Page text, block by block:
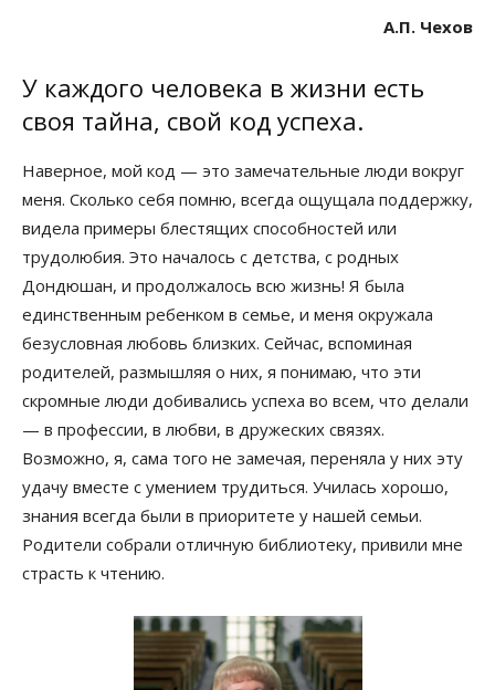
А.П. Чехов
У каждого человека в жизни есть
своя тайна, свой код успеха.
Наверное, мой код — это замечательные люди вокруг
меня. Сколько себя помню, всегда ощущала поддержку,
видела примеры блестящих способностей или
трудолюбия. Это началось с детства, с родных
Дондюшан, и продолжалось всю жизнь! Я была
единственным ребенком в семье, и меня окружала
безусловная любовь близких. Сейчас, вспоминая
родителей, размышляя о них, я понимаю, что эти
скромные люди добивались успеха во всем, что делали
— в профессии, в любви, в дружеских связях.
Возможно, я, сама того не замечая, переняла у них эту
удачу вместе с умением трудиться. Училась хорошо,
знания всегда были в приоритете у нашей семьи.
Родители собрали отличную библиотеку, привили мне
страсть к чтению.